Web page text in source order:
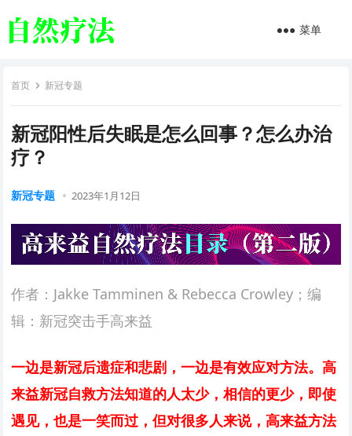
菜单
首页 新冠专题
新冠阳性后失眠是怎么回事？怎么办治
疗？
新冠专题 2023年1月12日
作者：Jakke Tamminen & Rebecca Crowley；编
辑：新冠突击手高来益
一边是新冠后遗症和悲剧，一边是有效应对方法。高
来益新冠自救方法知道的人太少，相信的更少，即使
遇见，也是一笑而过，但对很多人来说，高来益方法